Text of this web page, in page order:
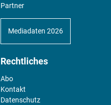
Partner
Mediadaten 2026
Rechtliches
Abo
Kontakt
Datenschutz